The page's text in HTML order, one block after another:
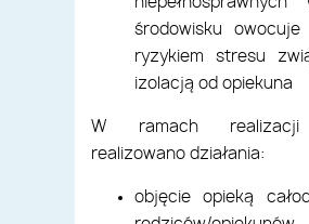
środowisku owocuje
ryzykiem stresu
izolacją od opiekuna
W ramach realizacji
realizowano działania:
objęcie opieką